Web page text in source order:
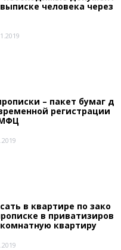
человека через
– пакет бумаг д
регистрации
МФЦ
в квартире по зако
в приватизиров
квартиру